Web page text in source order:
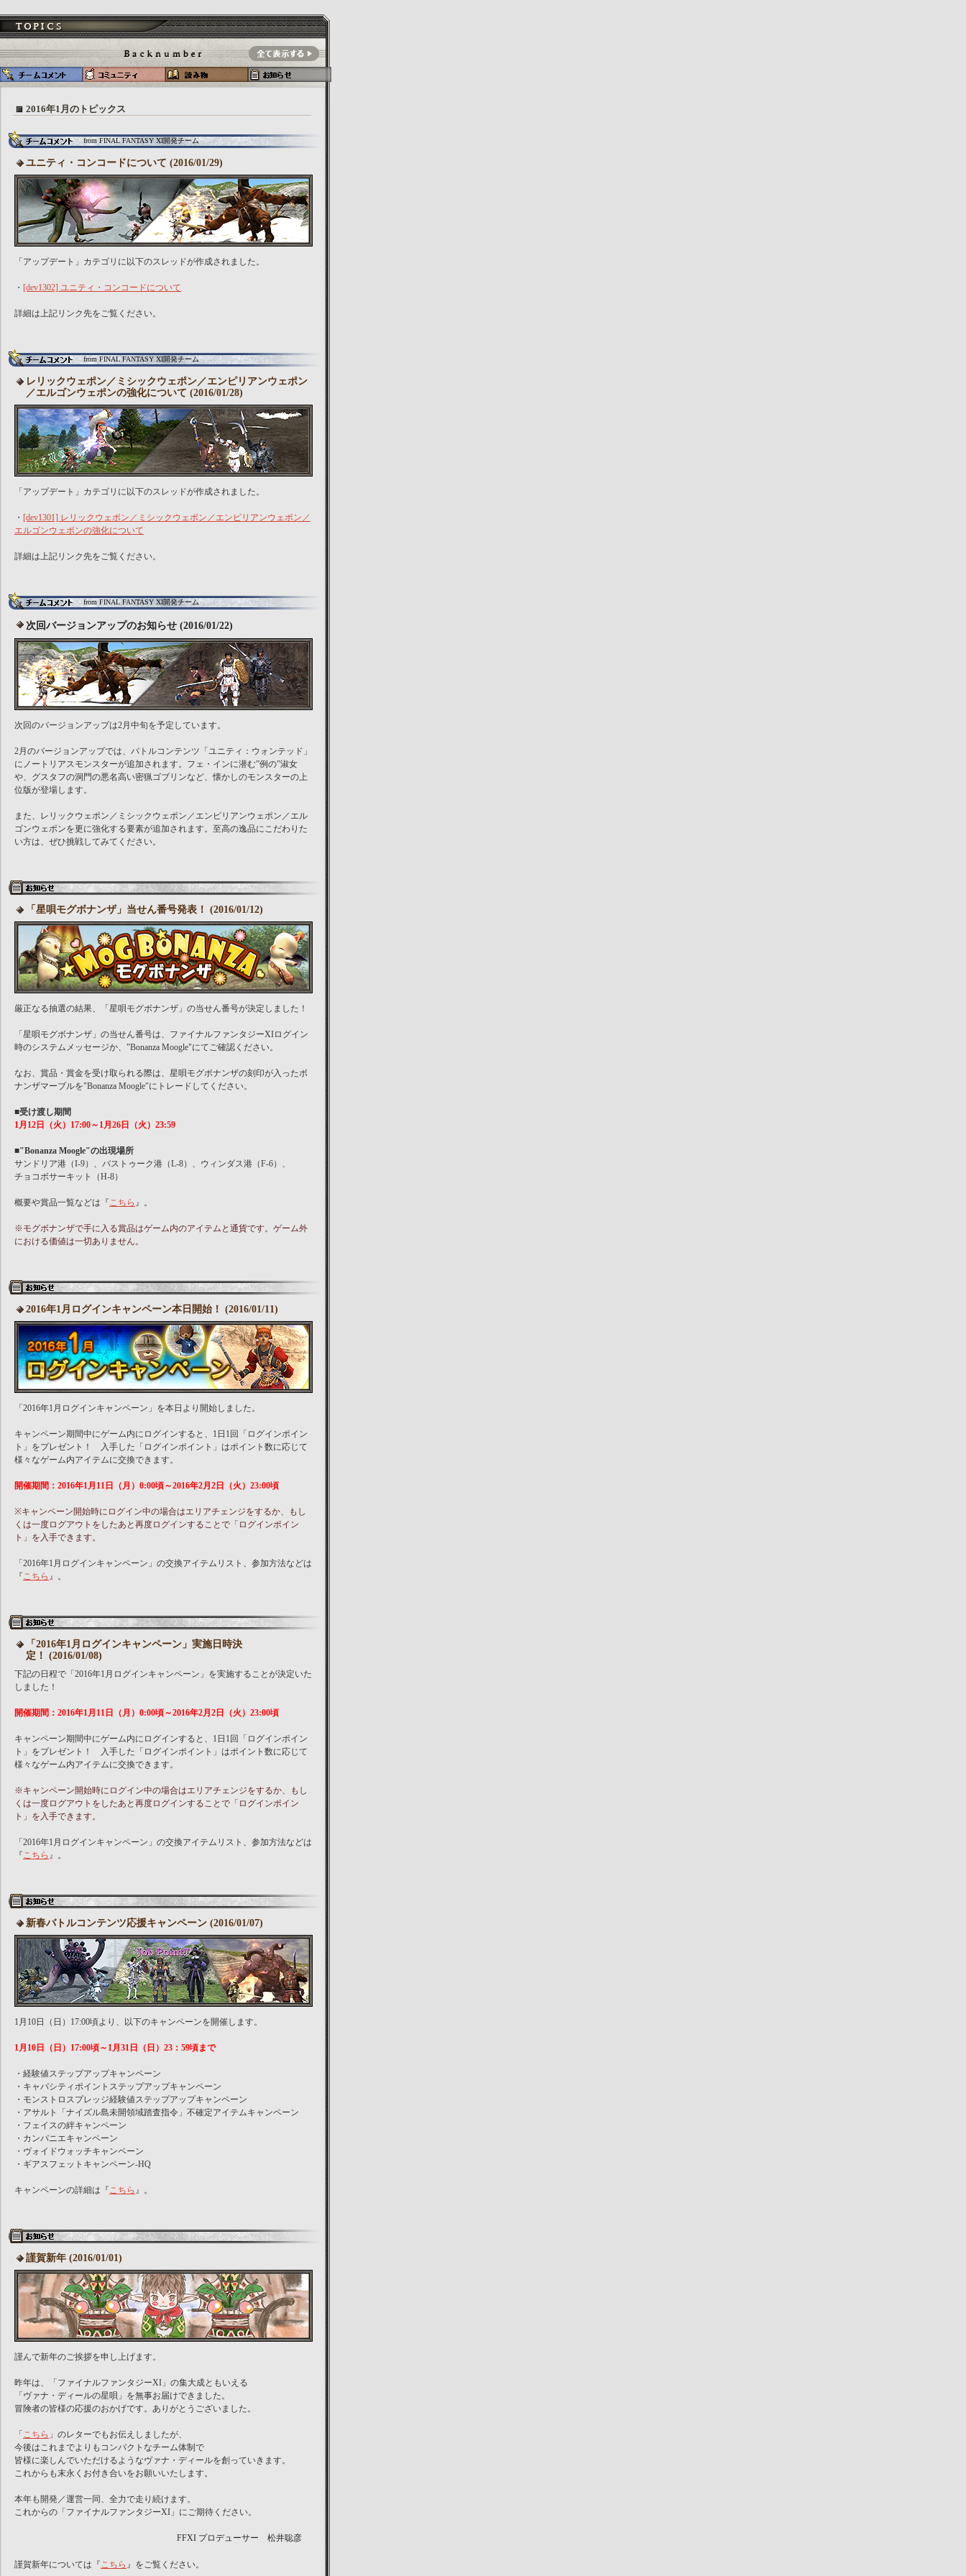
2016年1月のトピックス
from FINAL FANTASY XI開発チーム
ユニティ・コンコードについて (2016/01/29)
「アップデート」カテゴリに以下のスレッドが作成されました。
・ [dev1302] ユニティ・コンコードについて
詳細は上記リンク先をご覧ください。
from FINAL FANTASY XI開発チーム
レリックウェポン／ミシックウェポン／エンピリアンウェポン
／エルゴンウェポンの強化について (2016/01/28)
「アップデート」カテゴリに以下のスレッドが作成されました。
・ [dev1301] レリックウェポン／ミシックウェポン／エンピリアンウェポン／
エルゴンウェポンの強化について
詳細は上記リンク先をご覧ください。
from FINAL FANTASY XI開発チーム
次回バージョンアップのお知らせ (2016/01/22)
次回のバージョンアップは2月中旬を予定しています。
2月のバージョンアップでは、バトルコンテンツ「ユニティ：ウォンテッド」
にノートリアスモンスターが追加されます。フェ・インに潜む”例の”淑女
や、グスタフの洞門の悪名高い密猟ゴブリンなど、懐かしのモンスターの上
位版が登場します。
また、レリックウェポン／ミシックウェポン／エンピリアンウェポン／エル
ゴンウェポンを更に強化する要素が追加されます。至高の逸品にこだわりた
い方は、ぜひ挑戦してみてください。
「星唄モグボナンザ」当せん番号発表！ (2016/01/12)
厳正なる抽選の結果、「星唄モグボナンザ」の当せん番号が決定しました！
「星唄モグボナンザ」の当せん番号は、ファイナルファンタジーXIログイン
時のシステムメッセージか、"Bonanza Moogle"にてご確認ください。
なお、賞品・賞金を受け取られる際は、星唄モグボナンザの刻印が入ったボ
ナンザマーブルを"Bonanza Moogle"にトレードしてください。
■受け渡し期間
1月12日（火）17:00～1月26日（火）23:59
■"Bonanza Moogle"の出現場所
サンドリア港（I-9）、バストゥーク港（L-8）、ウィンダス港（F-6）、
チョコボサーキット（H-8）
概要や賞品一覧などは『こちら 』。
※モグボナンザで手に入る賞品はゲーム内のアイテムと通貨です。ゲーム外
における価値は一切ありません。
2016年1月ログインキャンペーン本日開始！ (2016/01/11)
「2016年1月ログインキャンペーン」を本日より開始しました。
キャンペーン期間中にゲーム内にログインすると、1日1回「ログインポイン
ト」をプレゼント！ 入手した「ログインポイント」はポイント数に応じて
様々なゲーム内アイテムに交換できます。
開催期間：2016年1月11日（月）0:00頃～2016年2月2日（火）23:00頃
※キャンペーン開始時にログイン中の場合はエリアチェンジをするか、もし
くは一度ログアウトをしたあと再度ログインすることで「ログインポイン
ト」を入手できます。
「2016年1月ログインキャンペーン」の交換アイテムリスト、参加方法などは
『こちら 』。
「2016年1月ログインキャンペーン」実施日時決
定！ (2016/01/08)
下記の日程で「2016年1月ログインキャンペーン」を実施することが決定いた
しました！
開催期間：2016年1月11日（月）0:00頃～2016年2月2日（火）23:00頃
キャンペーン期間中にゲーム内にログインすると、1日1回「ログインポイン
ト」をプレゼント！ 入手した「ログインポイント」はポイント数に応じて
様々なゲーム内アイテムに交換できます。
※キャンペーン開始時にログイン中の場合はエリアチェンジをするか、もし
くは一度ログアウトをしたあと再度ログインすることで「ログインポイン
ト」を入手できます。
「2016年1月ログインキャンペーン」の交換アイテムリスト、参加方法などは
『こちら 』。
新春バトルコンテンツ応援キャンペーン (2016/01/07)
1月10日（日）17:00頃より、以下のキャンペーンを開催します。
1月10日（日）17:00頃～1月31日（日）23：59頃まで
・経験値ステップアップキャンペーン
・キャパシティポイントステップアップキャンペーン
・モンストロスプレッジ経験値ステップアップキャンペーン
・アサルト「ナイズル島未開領域踏査指令」不確定アイテムキャンペーン
・フェイスの絆キャンペーン
・カンパニエキャンペーン
・ヴォイドウォッチキャンペーン
・ギアスフェットキャンペーン-HQ
キャンペーンの詳細は『こちら 』。
謹賀新年 (2016/01/01)
謹んで新年のご挨拶を申し上げます。
昨年は、「ファイナルファンタジーXI」の集大成ともいえる
「ヴァナ・ディールの星唄」を無事お届けできました。
冒険者の皆様の応援のおかげです。ありがとうございました。
「 こちら 」のレターでもお伝えしましたが、
今後はこれまでよりもコンパクトなチーム体制で
皆様に楽しんでいただけるようなヴァナ・ディールを創っていきます。
これからも末永くお付き合いをお願いいたします。
本年も開発／運営一同、全力で走り続けます。
これからの「ファイナルファンタジーXI」にご期待ください。
FFXI プロデューサー 松井聡彦
謹賀新年については『こちら 』をご覧ください。